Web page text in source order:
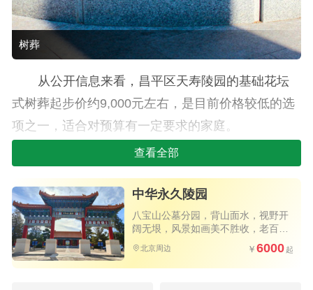
树葬
从公开信息来看，昌平区天寿陵园的基础花坛
式树葬起步价约9,000元左右，是目前价格较低的选
项之一，适合对预算有一定要求的家庭。
怀柔区九公山长城纪念林的树葬选择更加多
元，基础款约28,000元起，而专属树木或景观更好
的树葬价格可达到7万元至17万元，家属可以根据对
环境和树木品种的偏好来决定。
近通州的灵山宝塔陵园（位于河北三河）的如
查看全部
中华永久陵园
八宝山公墓分园，背山面水，视野开
阔无垠，风景如画美不胜收，老百姓
买得起的优质公墓，公交直达园区大
门，祭扫方便
北京周边 6000